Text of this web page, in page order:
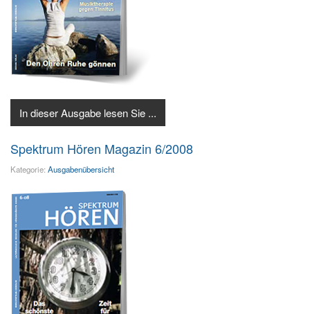
In dieser Ausgabe lesen Sie ...
Spektrum Hören Magazin 6/2008
Kategorie: Ausgabenübersicht